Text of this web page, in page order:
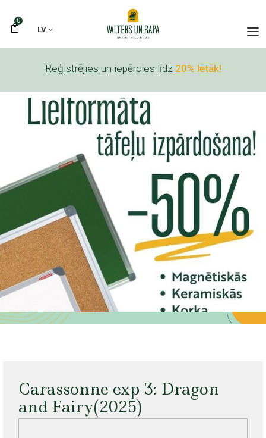
0
LV
Reģistrējies un iepērcies līdz 20% lētāk!
Carassonne exp 3: Dragon
and Fairy(2025)